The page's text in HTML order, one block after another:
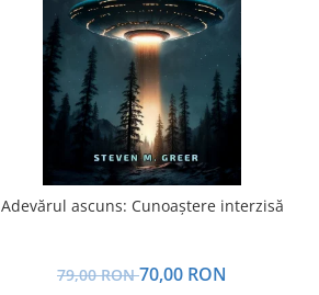
Adevărul ascuns: Cunoaștere interzisă
79,00 RON70,00 RON